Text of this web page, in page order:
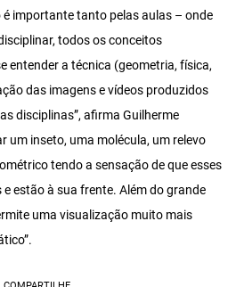
importante tanto pelas aulas – onde
todos os conceitos
entender a técnica (geometria, física,
das imagens e vídeos produzidos
disciplinas”, afirma Guilherme
um inseto, uma molécula, um relevo
tendo a sensação de que esses
estão à sua frente. Além do grande
uma visualização muito mais